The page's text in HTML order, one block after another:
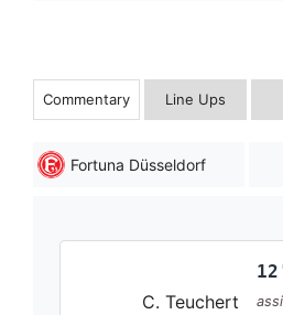
Commentary Line Ups
Fortuna Düsseldorf
C. Teuchert